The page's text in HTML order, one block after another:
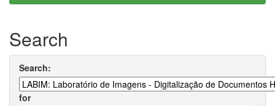
Search
Search:
for